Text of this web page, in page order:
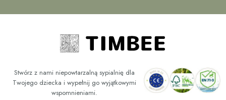
Stwórz z nami niepowtarzalną sypialnię dla
Twojego dziecka i wypełnij go wyjątkowymi
wspomnieniami.